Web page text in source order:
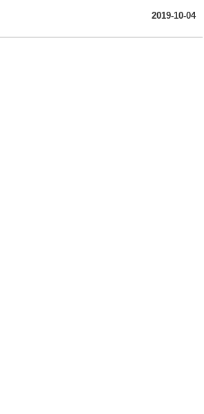
2019-10-04